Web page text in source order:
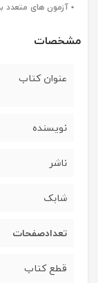
• آزمون های متعدد
مشخصات
عنوان کتاب
نویسنده
ناشر
شابک
تعدادصفحات
قطع کتاب